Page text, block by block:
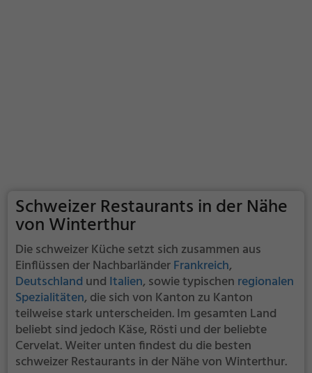
Schweizer Restaurants in der Nähe
von Winterthur
Die schweizer Küche setzt sich zusammen aus
Einflüssen der NachbarländerFrankreich,
Deutschland und Italien, sowie typischen regionalen
Spezialitäten, die sich von Kanton zu Kanton
teilweise stark unterscheiden. Im gesamten Land
beliebt sind jedoch Käse, Rösti und der beliebte
Cervelat. Weiter unten findest du die besten
schweizer Restaurants in der Nähe von Winterthur.